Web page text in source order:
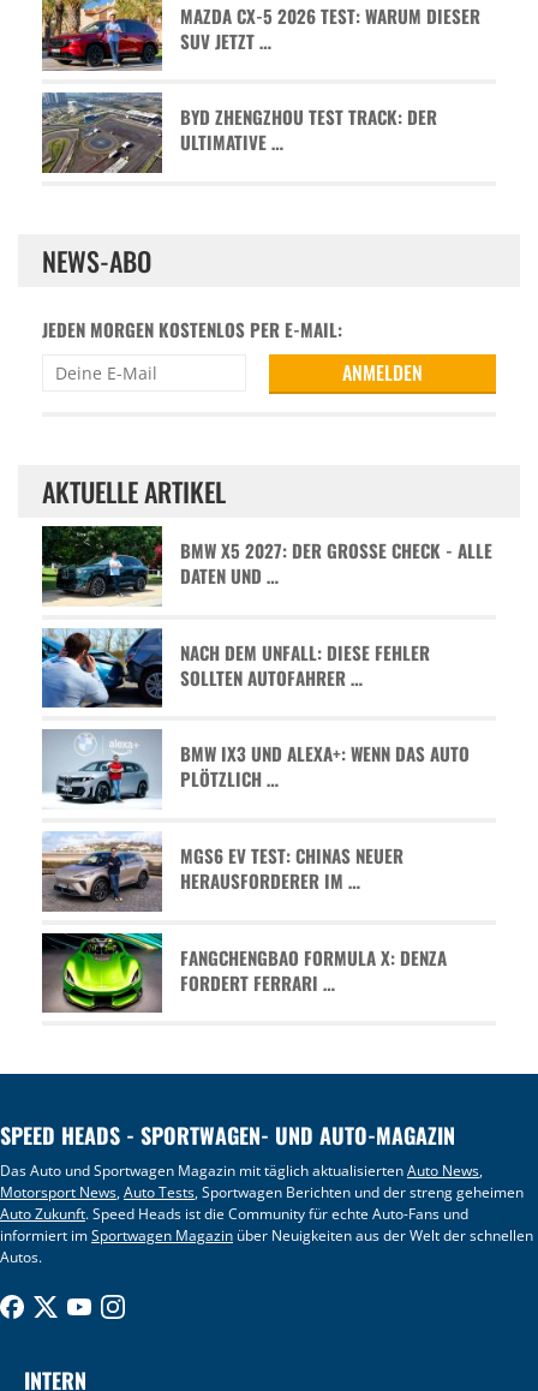
MAZDA CX-5 2026 TEST: WARUM DIESER
SUV JETZT …
BYD ZHENGZHOU TEST TRACK: DER
ULTIMATIVE …
NEWS-ABO
JEDEN MORGEN KOSTENLOS PER E-MAIL:
AKTUELLE ARTIKEL
BMW X5 2027: DER GROSSE CHECK - ALLE D
ATEN UND …
NACH DEM UNFALL: DIESE FEHLER
SOLLTEN AUTOFAHRER …
BMW IX3 UND ALEXA+: WENN DAS AUTO
PLÖTZLICH …
MGS6 EV TEST: CHINAS NEUER
HERAUSFORDERER IM …
FANGCHENGBAO FORMULA X: DENZA
FORDERT FERRARI …
SPEED HEADS - SPORTWAGEN- UND AUTO-MAGAZIN
Das Auto und Sportwagen Magazin mit täglich aktualisiertenAuto News,
Motorsport News,Auto Tests, Sportwagen Berichten und der streng geheimen
Auto Zukunft. Speed Heads ist die Community für echte Auto-Fans und
informiert imSportwagen Magazin über Neuigkeiten aus der Welt der schnellen
Autos.
INTERN